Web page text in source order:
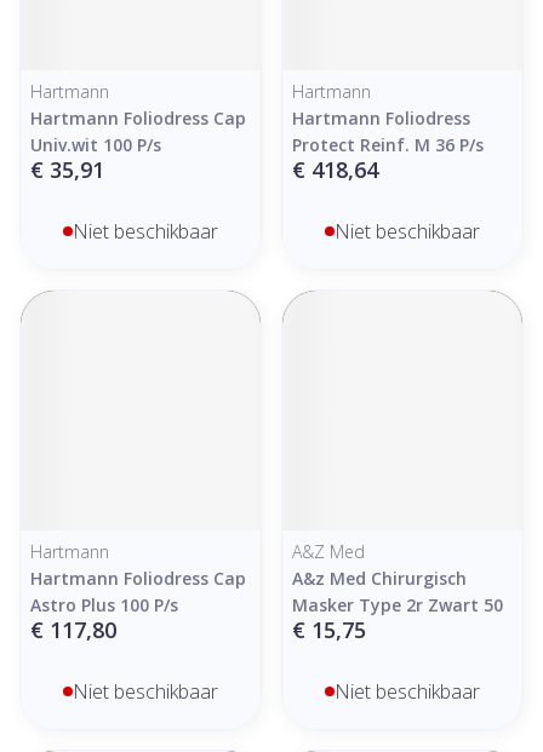
Hartmann
Hartmann Foliodress Cap
Univ.wit 100 P/s
€ 35,91
Niet beschikbaar
Hartmann
Hartmann Foliodress
Protect Reinf. M 36 P/s
€ 418,64
Niet beschikbaar
Hartmann
Hartmann Foliodress Cap
Astro Plus 100 P/s
€ 117,80
Niet beschikbaar
A&Z Med
A&z Med Chirurgisch
Masker Type 2r Zwart 50
€ 15,75
Niet beschikbaar